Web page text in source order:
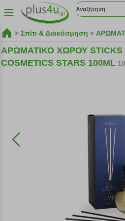
> Σπίτι & Διακόσμηση >
ΑΡΩΜΑΤΙΚΟ ΧΩΡΟΥ STICKS
COSMETICS STARS 100ML